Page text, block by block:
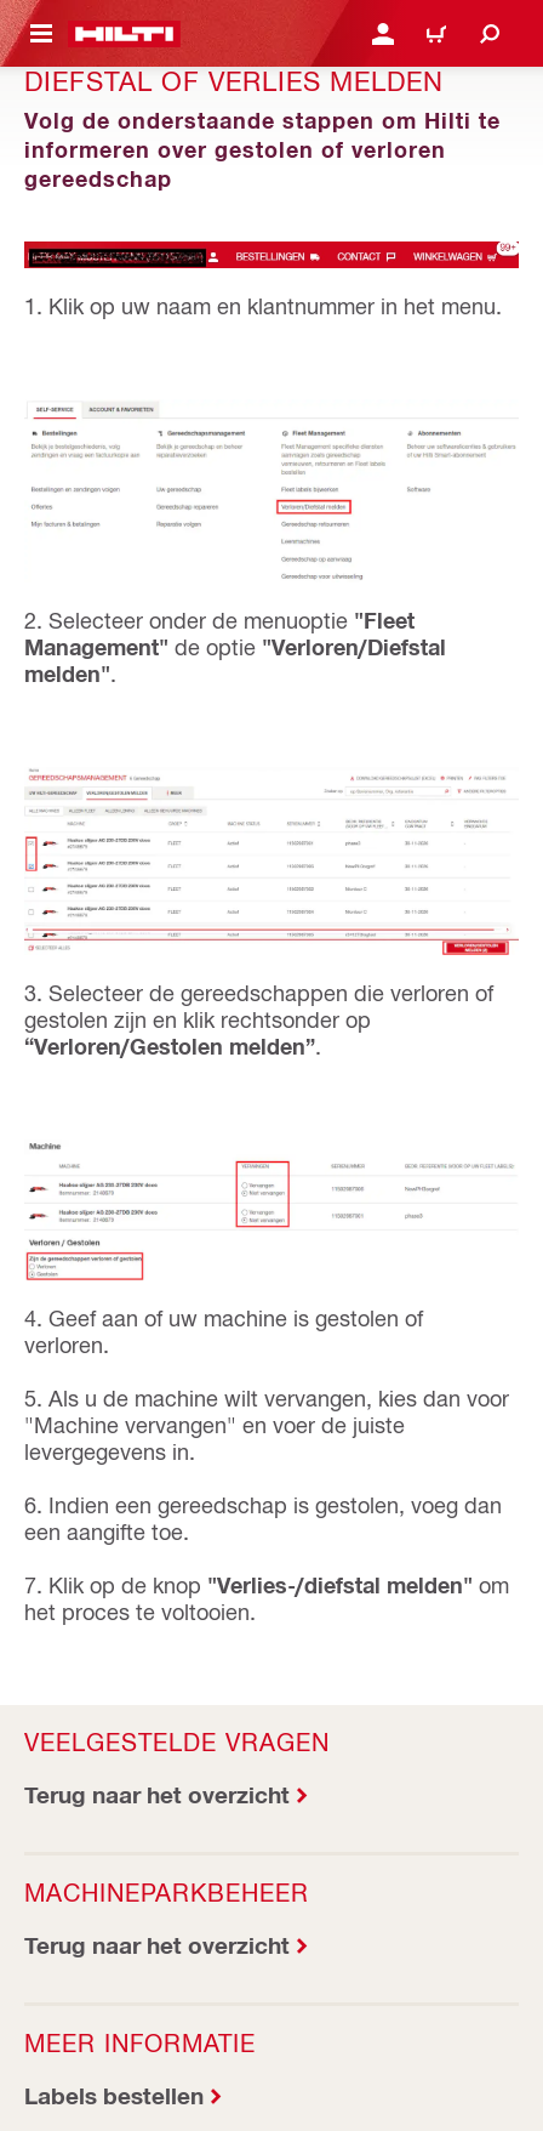
HOOFDINHOUD AANMELDEN OF
WINKELWAGEN
DIEFSTAL OF VERLIES MELDEN
Volg de onderstaande stappen om Hilti te
informeren over gestolen of verloren
gereedschap
1. Klik op uw naam en klantnummer in het menu.
2. Selecteer onder de menuoptie "Fleet
Management" de optie "Verloren/Diefstal
melden".
3. Selecteer de gereedschappen die verloren of
gestolen zijn en klik rechtsonder op
“Verloren/Gestolen melden”
4. Geef aan of uw machine is gestolen of
verloren.
5. Als u de machine wilt vervangen, kies dan voor
"Machine vervangen" en voer de juiste
levergegevens in.
6. Indien een gereedschap is gestolen, voeg dan
een aangifte toe.
7. Klik op de knop "Verlies-/diefstal melden" om
het proces te voltooien.
VEELGESTELDE VRAGEN
Terug naar het overzicht
MACHINEPARKBEHEER
Terug naar het overzicht
MEER INFORMATIE
Labels bestellen